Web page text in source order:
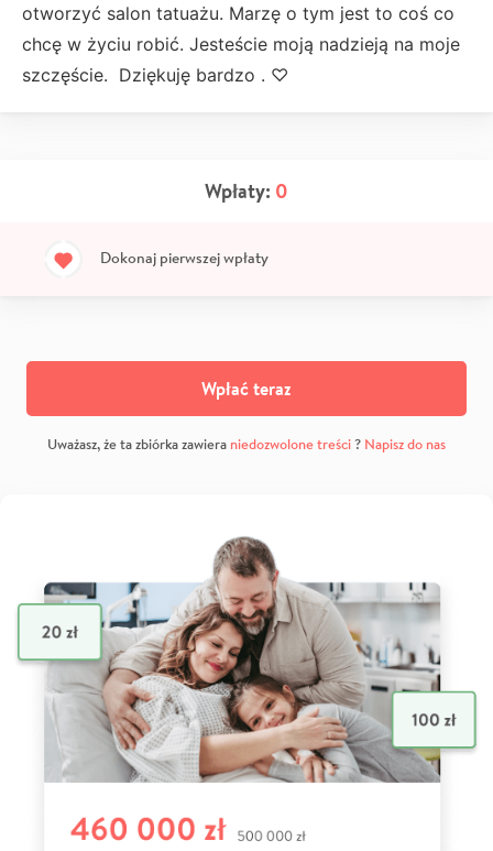
otworzyć salon tatuażu. Marzę o tym jest to coś co
chcę w życiu robić. Jesteście moją nadzieją na moje
szczęście. Dziękuję bardzo . ♡
Wpłaty: 0
Dokonaj pierwszej wpłaty
Wpłać teraz
Uważasz, że ta zbiórka zawiera niedozwolone treści? Napisz do nas